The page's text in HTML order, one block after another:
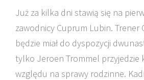
Już za kilka dni stawią się na
zawodnicy Cuprum Lubin.
będzie miał do dyspozycji
tylko Jeroen Trommel przyjedzie
względu na sprawy rodzinne.